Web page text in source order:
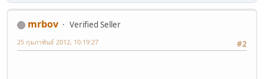
mrbov
Verified Seller
#2
25 กุมภาพันธ์ 2012, 10:19:27